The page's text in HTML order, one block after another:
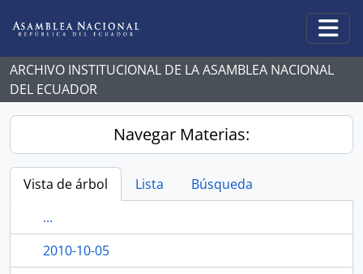
ARCHIVO INSTITUCIONAL DE LA ASAMBLEA NACIONAL
DEL ECUADOR
Navegar Materias:
Vista de árbol Lista
Búsqueda
...
2010-10-05